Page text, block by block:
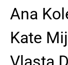
Ana
Kate